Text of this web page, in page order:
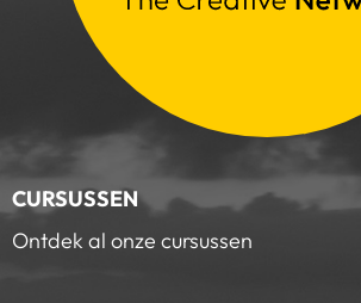
CURSUSSEN
Ontdek al onze cursussen